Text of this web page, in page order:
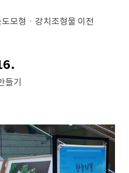
모형ㆍ강치조형물 이전
들기